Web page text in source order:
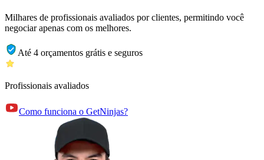
Milhares de profissionais avaliados por clientes, permitindo você
negociar apenas com os melhores.
Até 4 orçamentos grátis e seguros
Profissionais avaliados
Como funciona o GetNinjas?